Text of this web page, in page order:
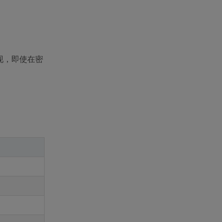
，即使在密